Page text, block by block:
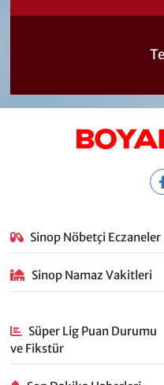
Sinop Nöbetçi Eczaneler
Sinop Namaz Vakitleri
Süper Lig Puan Durumu
ve Fikstür